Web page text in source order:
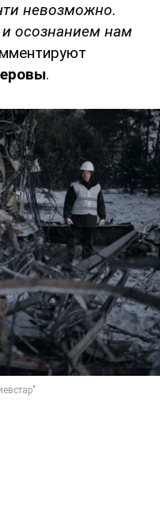
невозможно.
осознанием нам
.